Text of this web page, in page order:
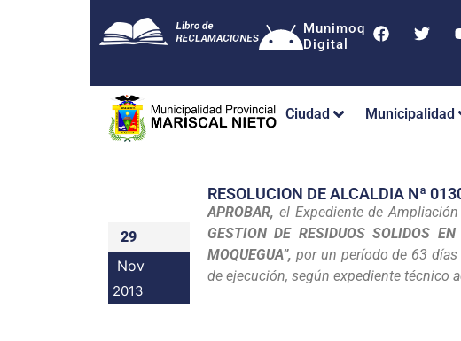
Munimoq
Digital
Ciudad Municipalidad
29
Nov
2013
RESOLUCION DE ALCALDIA Nª
APROBAR, el Expediente de
GESTION DE RESIDUOS SOLIDOS
MOQUEGUA”, por un período de 63
de ejecución, según expediente técnico